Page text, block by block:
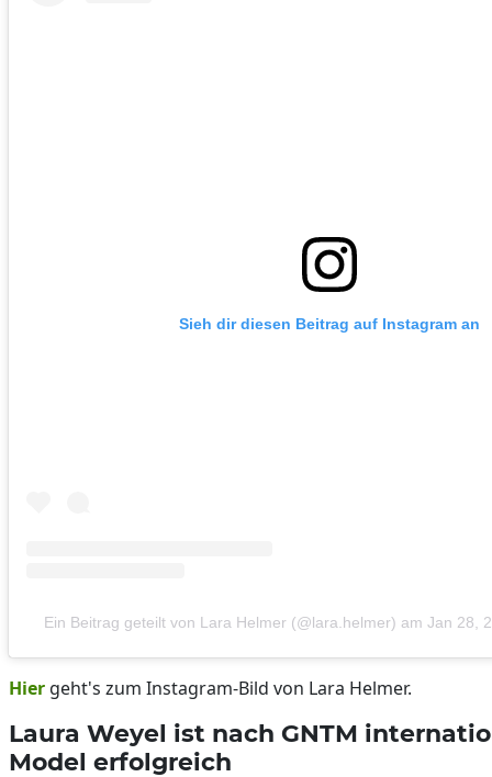
Sieh dir diesen Beitrag auf Instagram an
Ein Beitrag geteilt von Lara Helmer (@lara.helmer) am Jan 28,
Hier geht's zum Instagram-Bild von Lara Helmer.
Laura Weyel ist nach GNTM
Model erfolgreich